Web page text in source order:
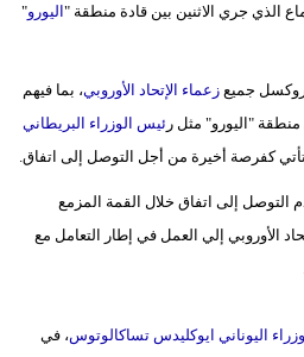
علوم
بيئة
مدوَّنات
الذي جري الاثنين بين قادة منطقة "اليورو"
جميعزعماء الإتحاد الأوروبي، بما فيهم
"اليورو" مثل ر ئيس الوزراء البريطاني
كفرصة أخيرة من أجل التوصل إلى اتفاق.
التوصل إلى اتفاق خلال القمة المزمع
الأوروبي إلي العمل في إطار التعامل مع
اليوناني ايوكليدس تساكالوتوس، في